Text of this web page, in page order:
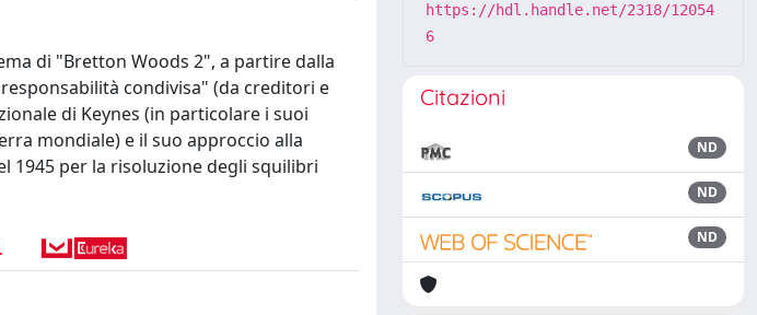
di "Bretton Woods 2", a partire dalla
condivisa" (da creditori e
di Keynes (in particolare i suoi
mondiale) e il suo approccio alla
1945 per la risoluzione degli squilibri
https://hdl.handle.net/2318/12054
6
Citazioni
ND
ND
ND